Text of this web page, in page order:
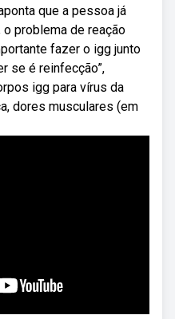
que a pessoa já
problema de reação
fazer o igg junto
se é reinfecção”,
igg para vírus da
dores musculares (em